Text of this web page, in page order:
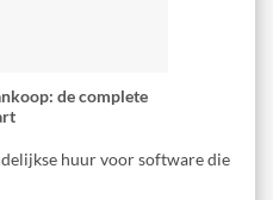
de complete
huur voor software die